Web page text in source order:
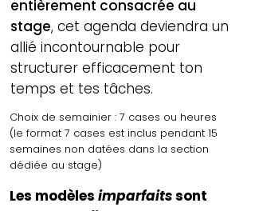
entièrement consacrée au
stage, cet agenda deviendra un
allié incontournable pour
structurer efficacement ton
temps et tes tâches.
Choix de semainier : 7 cases ou heures
(le format 7 cases est inclus pendant 15
semaines non datées dans la section
dédiée au stage)
Les modèles imparfaitssont